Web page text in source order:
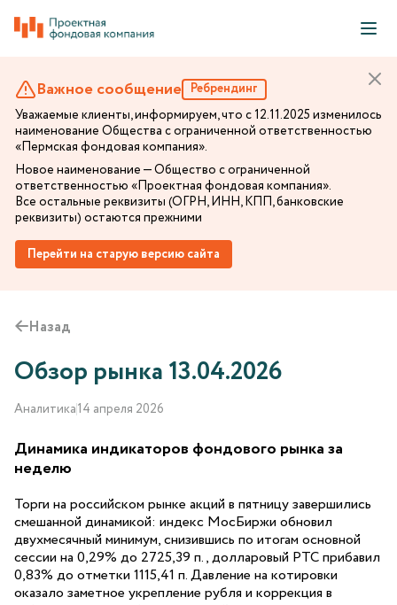
Важное сообщение Ребрендинг
Уважаемые клиенты, информируем, что с 12.11.2025 изменилось
наименование Общества с ограниченной ответственностью
«Пермская фондовая компания».
Новое наименование — Общество с ограниченной
ответственностью «Проектная фондовая компания».
Все остальные реквизиты (ОГРН, ИНН, КПП, банковские
реквизиты) остаются прежними
Перейти на старую версию сайта
Назад
Обзор рынка 13.04.2026
Аналитика14 апреля 2026
Динамика индикаторов фондового рынка за
неделю
Торги на российском рынке акций в пятницу завершились
смешанной динамикой: индекс МосБиржи обновил
двухмесячный минимум, снизившись по итогам основной
сессии на 0,29% до 2725,39 п., долларовый РТС прибавил
0,83% до отметки 1115,41 п. Давление на котировки
оказало заметное укрепление рубля и коррекция в